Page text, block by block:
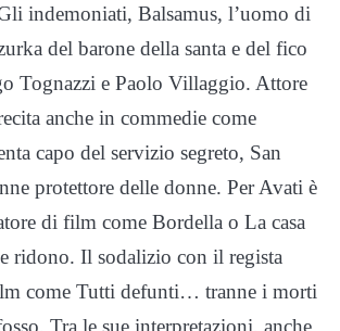
indemoniati, Balsamus, l’uomo di
del barone della santa e del fico
Tognazzi e Paolo Villaggio. Attore
anche in commedie come
capo del servizio segreto, San
protettore delle donne. Per Avati è
di film come Bordella o La casa
ridono. Il sodalizio con il regista
come Tutti defunti… tranne i morti
Tra le sue interpretazioni, anche